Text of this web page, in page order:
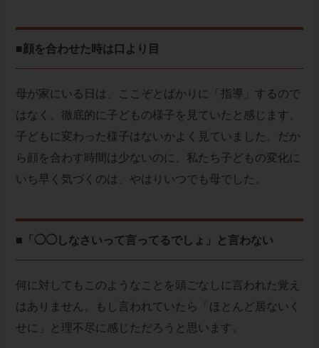
■顔を合わせた時は口より目
母が家にいる日は、ここぞとばかりに「指導」するので
はなく、徹底的に子どもの様子を見ていたと感じます。
子どもに変わった様子はないかよく見ていました。だか
ら顔を合わす時間は少ないのに、私たち子どもの変化に
いち早く気づくのは、やはりいつでも母でした。
■「◯◯しなさいって言ってるでしょ」と言わない
何に対してもこのようなことを頭ごなしに言われた覚え
はありません。もし言われていたら「ほとんど居ないく
せに」と理不尽に感じただろうと思います。